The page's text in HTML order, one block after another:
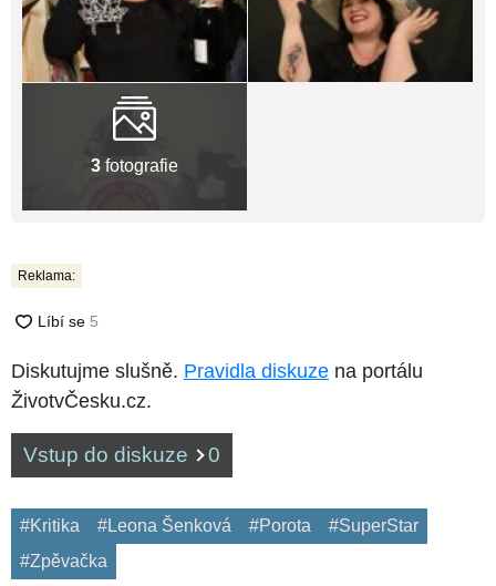
3 fotografie
Reklama:
Diskutujme slušně. Pravidla diskuze na portálu
ŽivotvČesku.cz.
Vstup do diskuze 0
#Kritika #Leona Šenková #Porota
#SuperStar
#Zpěvačka